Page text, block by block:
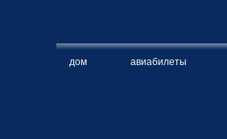
дом авиaбилеты